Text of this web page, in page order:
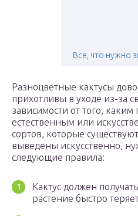
Все, что нужно
Разноцветные кактусы
прихотливы в уходе из-за
зависимости от того,
естественным или
сортов, которые
выведены искусственно,
следующие правила:
Кактус должен
растение быстро